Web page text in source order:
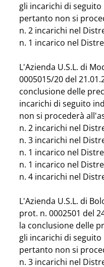
gli incarichi di
pertanto non si
n. 2 incarichi nel
n. 1 incarico nel
L'Azienda U.S.L. di
0005015/20 del
conclusione delle
incarichi di seguito
non si procederà
n. 2 incarichi nel
n. 3 incarichi nel
n. 1 incarico nel
n. 1 incarico nel
n. 4 incarichi nel
L'Azienda U.S.L. di
prot. n. 0002501 del
la conclusione delle
gli incarichi di
pertanto non si
n. 3 incarichi nel